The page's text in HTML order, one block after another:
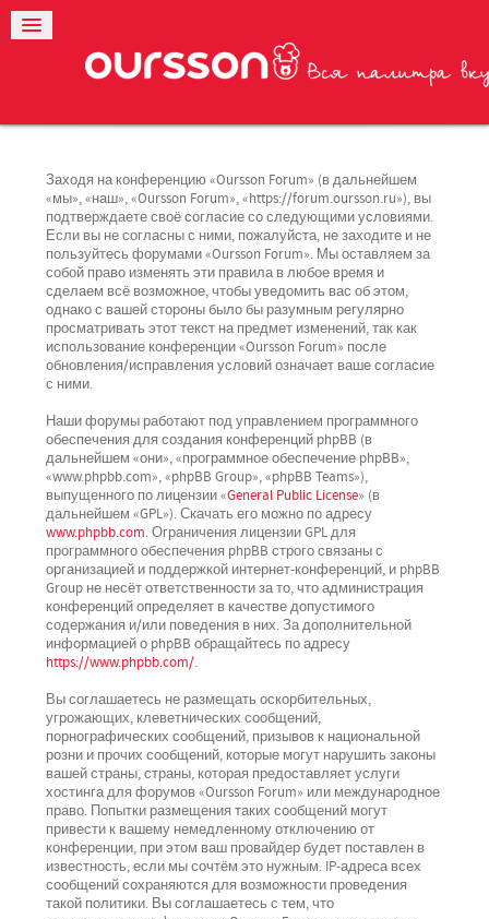
Заходя на конференцию «Oursson Forum» (в дальнейшем
«мы», «наш», «Oursson Forum», «https://forum.oursson.ru»), вы
подтверждаете своё согласие со следующими условиями.
Если вы не согласны с ними, пожалуйста, не заходите и не
пользуйтесь форумами «Oursson Forum». Мы оставляем за
собой право изменять эти правила в любое время и
сделаем всё возможное, чтобы уведомить вас об этом,
однако с вашей стороны было бы разумным регулярно
просматривать этот текст на предмет изменений, так как
использование конференции «Oursson Forum» после
обновления/исправления условий означает ваше согласие
с ними.
Наши форумы работают под управлением программного
обеспечения для создания конференций phpBB (в
дальнейшем «они», «программное обеспечение phpBB»,
«www.phpbb.com», «phpBB Group», «phpBB Teams»),
выпущенного по лицензии «General Public License» (в
дальнейшем «GPL»). Скачать его можно по адресу
www.phpbb.com. Ограничения лицензии GPL для
программного обеспечения phpBB строго связаны с
организацией и поддержкой интернет-конференций, и phpBB
Group не несёт ответственности за то, что администрация
конференций определяет в качестве допустимого
содержания и/или поведения в них. За дополнительной
информацией о phpBB обращайтесь по адресу
https://www.phpbb.com/.
Вы соглашаетесь не размещать оскорбительных,
угрожающих, клеветнических сообщений,
порнографических сообщений, призывов к национальной
розни и прочих сообщений, которые могут нарушить законы
вашей страны, страны, которая предоставляет услуги
хостинга для форумов «Oursson Forum» или международное
право. Попытки размещения таких сообщений могут
привести к вашему немедленному отключению от
конференции, при этом ваш провайдер будет поставлен в
известность, если мы сочтём это нужным. IP-адреса всех
сообщений сохраняются для возможности проведения
такой политики. Вы соглашаетесь с тем, что